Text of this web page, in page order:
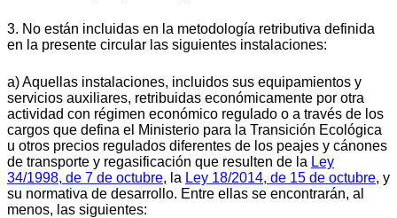
3. No están incluidas en la metodología retributiva definida
en la presente circular las siguientes instalaciones:
a) Aquellas instalaciones, incluidos sus equipamientos y
servicios auxiliares, retribuidas económicamente por otra
actividad con régimen económico regulado o a través de los
cargos que defina el Ministerio para la Transición Ecológica
u otros precios regulados diferentes de los peajes y cánones
de transporte y regasificación que resulten de la Ley
34/1998, de 7 de octubre, la Ley 18/2014, de 15 de octubre, y
su normativa de desarrollo. Entre ellas se encontrarán, al
menos, las siguientes: